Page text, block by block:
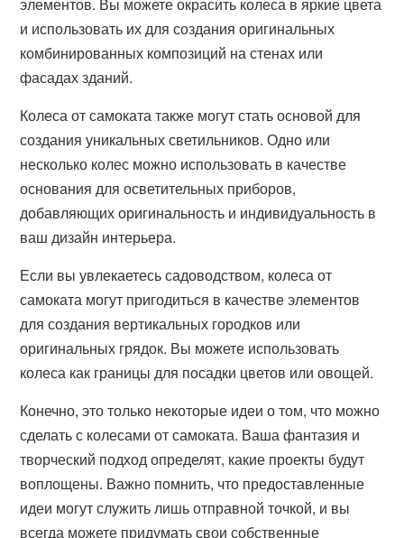
и использовать их для создания оригинальных
комбинированных композиций на стенах или
фасадах зданий.
Колеса от самоката также могут стать основой для
создания уникальных светильников. Одно или
несколько колес можно использовать в качестве
основания для осветительных приборов,
добавляющих оригинальность и индивидуальность в
ваш дизайн интерьера.
Если вы увлекаетесь садоводством, колеса от
самоката могут пригодиться в качестве элементов
для создания вертикальных городков или
оригинальных грядок. Вы можете использовать
колеса как границы для посадки цветов или овощей.
Конечно, это только некоторые идеи о том, что можно
сделать с колесами от самоката. Ваша фантазия и
творческий подход определят, какие проекты будут
воплощены. Важно помнить, что предоставленные
идеи могут служить лишь отправной точкой, и вы
всегда можете придумать свои собственные